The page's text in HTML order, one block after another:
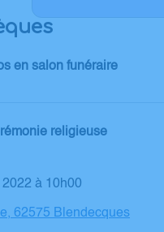
en salon funéraire
religieuse
2022 à 10h00
62575 Blendecques